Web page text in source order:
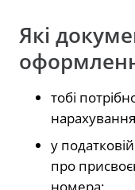
Які
тобі
нарахування
у
про
номера;